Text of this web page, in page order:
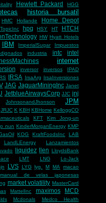
Hewlett Packard
HGG
historia bursatil
HMC Hollande Home Depot
hpq HSY HT HTCH
HW Hyatt Hotels
IBM ImperialSugar Impuestos
industria intc
intel
internet
inversor inversos
IPAD
IRS IRSA IrsaArg
IrsaInversiones
JAG JaguarMiningInc Janet
JetblueAirwaysCorp JJC jnj
JohnsonandJhonson JPM
JRJC K KBH KBHome KelloggCO
KFT Kim Jong-un
nun KinderMorganEnergy KMP
KOG KraftFoodsInc
LAB
LandLEnergy
Lanzamientos
liquidez llen
LloydsBank
LMT LNG
Lo-Jack
LVS LYG lyg. M MA macao
manual de velas japonesas
market volatility MasterCard
MattelInc maximos MCD
Mcdonals
Medco Health